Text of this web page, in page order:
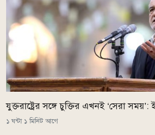
যুক্তরাষ্ট্রের সঙ্গে চুক্তির এখনই ‘সেরা সময়’:
১ ঘন্টা ১ মিনিট আগে